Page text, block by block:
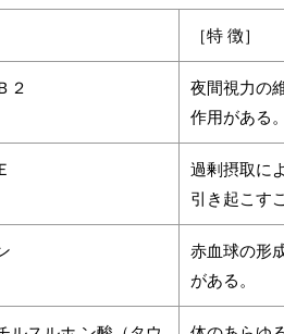
［特 徴］
２
夜間視力の
作用がある。
過剰摂取に
引き起こす
赤血球の形
がある。